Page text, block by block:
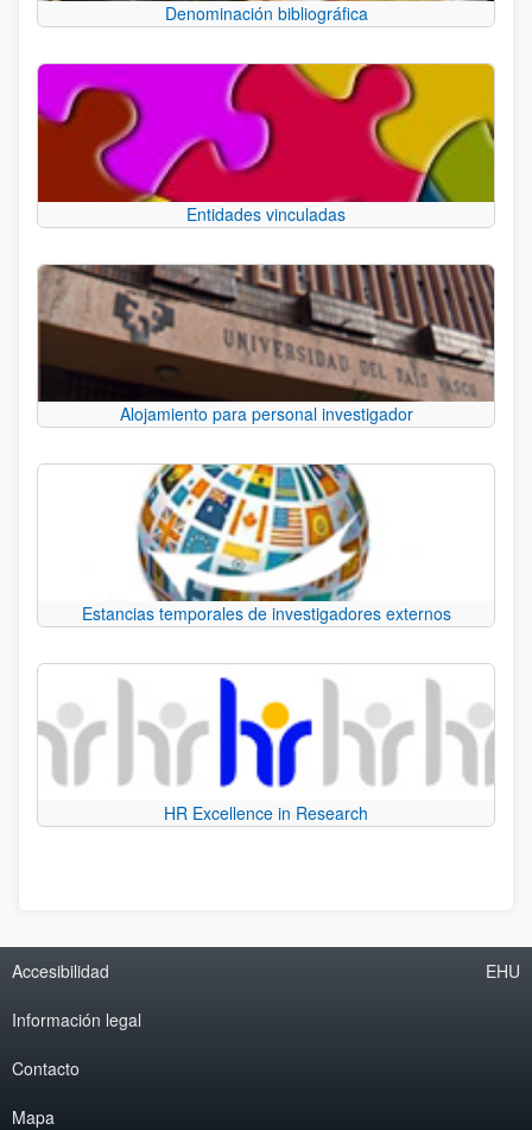
Denominación bibliográfica
Entidades vinculadas
Alojamiento para personal investigador
Estancias temporales de investigadores externos
HR Excellence in Research
Accesibilidad
Información legal
Contacto
Mapa
EHU